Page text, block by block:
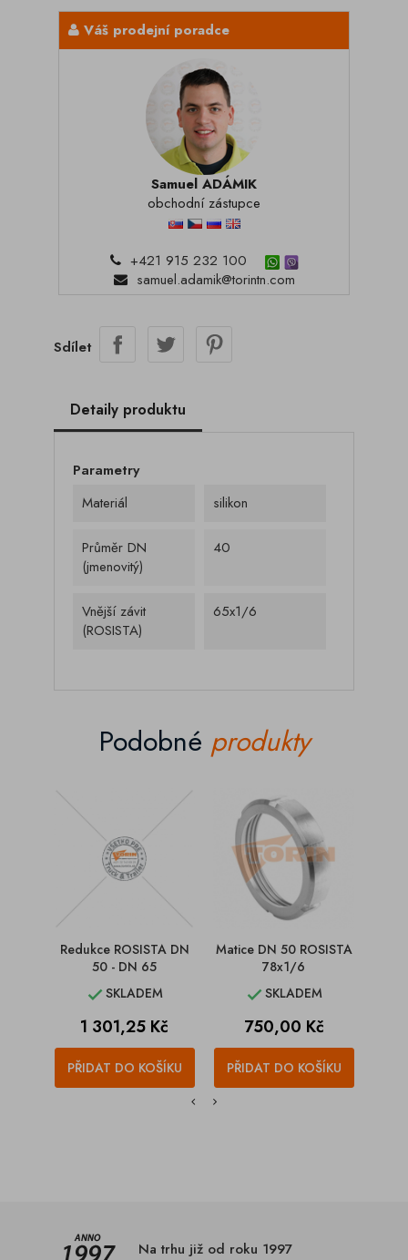
Váš prodejní poradce
Samuel ADÁMIK
obchodní zástupce
+421 915 232 100
samuel.adamik@torintn.com
Sdílet
Detaily produktu
Parametry
Materiál
silikon
Průměr DN
(jmenovitý)
40
Vnější závit
(ROSISTA)
65x1/6
Podobné produkty
Redukce ROSISTA DN
50 - DN 65
SKLADEM
Cena
1 301,25 Kč
PŘIDAT DO KOŠÍKU
Matice DN 50 ROSISTA
78x1/6
SKLADEM
Cena
750,00 Kč
PŘIDAT DO KOŠÍKU
Na trhu již od roku 1997